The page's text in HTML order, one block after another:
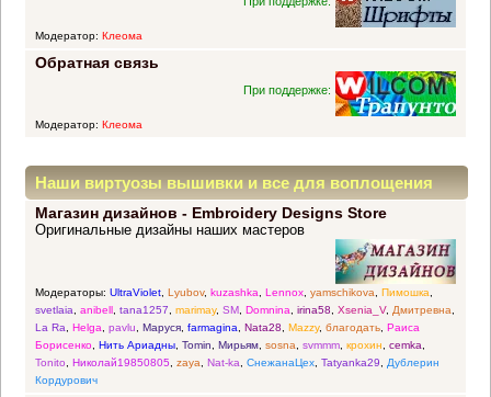
Модератор: Клеома
Обратная связь
При поддержке:
Модератор: Клеома
Наши виртуозы вышивки и все для воплощения
прекрасных идей
Магазин дизайнов - Embroidery Designs Store
Оригинальные дизайны наших мастеров
Модераторы: UltraViolet, Lyubov, kuzashka, Lennox, yamschikova, Пимошка,
svetlaia, anibell, tana1257, marimay, SM, Domnina, irina58, Xsenia_V, Дмитревна,
La Ra, Helga, pavlu, Маруся, farmagina, Nata28, Mazzy, благодать, Раиса
Борисенко, Нить Ариадны, Tomin, Мирьям, sosna, svmmm, крохин, cemka,
Tonito, Николай19850805, zaya, Nat-ka, СнежанаЦех, Tatyanka29, Дублерин
Кордурович